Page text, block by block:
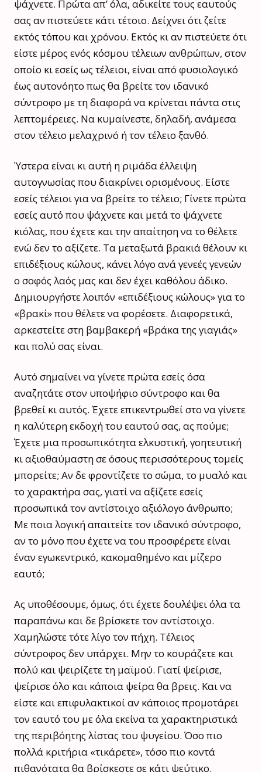
ψάχνετε. Πρώτα απ’ όλα, αδικείτε τους εαυτούς
σας αν πιστεύετε κάτι τέτοιο. Δείχνει ότι ζείτε
εκτός τόπου και χρόνου. Εκτός κι αν πιστεύετε ότι
είστε μέρος ενός κόσμου τέλειων ανθρώπων, στον
οποίο κι εσείς ως τέλειοι, είναι από φυσιολογικό
έως αυτονόητο πως θα βρείτε τον ιδανικό
σύντροφο με τη διαφορά να κρίνεται πάντα στις
λεπτομέρειες. Να κυμαίνεστε, δηλαδή, ανάμεσα
στον τέλειο μελαχρινό ή τον τέλειο ξανθό.
Ύστερα είναι κι αυτή η ριμάδα έλλειψη
αυτογνωσίας που διακρίνει ορισμένους. Είστε
εσείς τέλειοι για να βρείτε το τέλειο; Γίνετε πρώτα
εσείς αυτό που ψάχνετε και μετά το ψάχνετε
κιόλας, που έχετε και την απαίτηση να το θέλετε
ενώ δεν το αξίζετε. Τα μεταξωτά βρακιά θέλουν κι
επιδέξιους κώλους, κάνει λόγο ανά γενεές γενεών
ο σοφός λαός μας και δεν έχει καθόλου άδικο.
Δημιουργήστε λοιπόν «επιδέξιους κώλους» για το
«βρακί» που θέλετε να φορέσετε. Διαφορετικά,
αρκεστείτε στη βαμβακερή «βράκα της γιαγιάς»
και πολύ σας είναι.
Αυτό σημαίνει να γίνετε πρώτα εσείς όσα
αναζητάτε στον υποψήφιο σύντροφο και θα
βρεθεί κι αυτός. Έχετε επικεντρωθεί στο να γίνετε
η καλύτερη εκδοχή του εαυτού σας, ας πούμε;
Έχετε μια προσωπικότητα ελκυστική, γοητευτική
κι αξιοθαύμαστη σε όσους περισσότερους τομείς
μπορείτε; Αν δε φροντίζετε το σώμα, το μυαλό και
το χαρακτήρα σας, γιατί να αξίζετε εσείς
προσωπικά τον αντίστοιχο αξιόλογο άνθρωπο;
Με ποια λογική απαιτείτε τον ιδανικό σύντροφο,
αν το μόνο που έχετε να του προσφέρετε είναι
έναν εγωκεντρικό, κακομαθημένο και μίζερο
εαυτό;
Ας υποθέσουμε, όμως, ότι έχετε δουλέψει όλα τα
παραπάνω και δε βρίσκετε τον αντίστοιχο.
Χαμηλώστε τότε λίγο τον πήχη. Τέλειος
σύντροφος δεν υπάρχει. Μην το κουράζετε και
πολύ και ψειρίζετε τη μαϊμού. Γιατί ψείρισε,
ψείρισε όλο και κάποια ψείρα θα βρεις. Και να
είστε και επιφυλακτικοί αν κάποιος προμοτάρει
τον εαυτό του με όλα εκείνα τα χαρακτηριστικά
της περιβόητης λίστας του ψυγείου. Όσο πιο
πολλά κριτήρια «τικάρετε», τόσο πιο κοντά
πιθανότατα θα βρίσκεστε σε κάτι ψεύτικο.